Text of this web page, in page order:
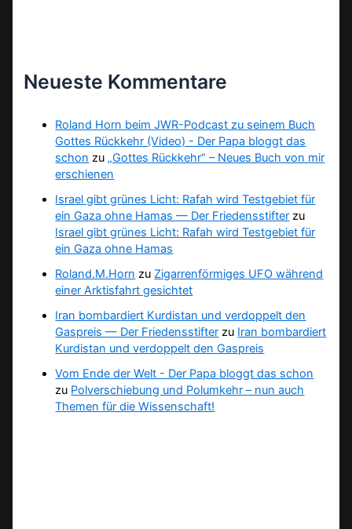
Neueste Kommentare
Roland Horn beim JWR-Podcast zu seinem Buch
Gottes Rückkehr (Video) - Der Papa bloggt das
schon zu „Gottes Rückkehr“ – Neues Buch von mir
erschienen
Israel gibt grünes Licht: Rafah wird Testgebiet für
ein Gaza ohne Hamas — Der Friedensstifter zu
Israel gibt grünes Licht: Rafah wird Testgebiet für
ein Gaza ohne Hamas
Roland.M.Horn zu Zigarrenförmiges UFO während
einer Arktisfahrt gesichtet
Iran bombardiert Kurdistan und verdoppelt den
Gaspreis — Der Friedensstifter zu Iran bombardiert
Kurdistan und verdoppelt den Gaspreis
Vom Ende der Welt - Der Papa bloggt das schon
zu Polverschiebung und Polumkehr – nun auch
Themen für die Wissenschaft!